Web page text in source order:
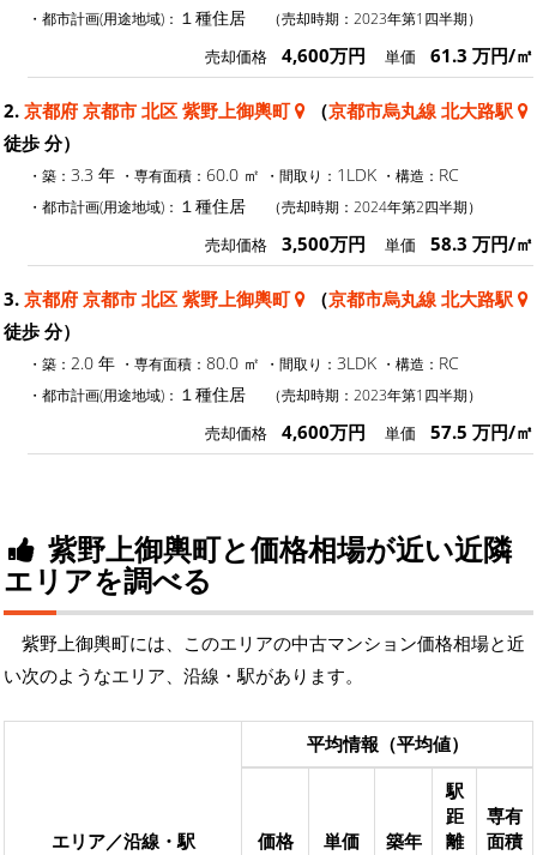
・都市計画(用途地域)： １種住居 （売却時期：2023年第1四半期）
売却価格 4,600万円 単価 61.3 万円/㎡
2. 京都府 京都市 北区 紫野上御輿町 （京都市烏丸線 北大路駅
徒歩 分）
・築： 3.3 年 ・専有面積： 60.0 ㎡ ・間取り： 1LDK ・構造： RC
・都市計画(用途地域)： １種住居 （売却時期：2024年第2四半期）
売却価格 3,500万円 単価 58.3 万円/㎡
3. 京都府 京都市 北区 紫野上御輿町 （京都市烏丸線 北大路駅
徒歩 分）
・築： 2.0 年 ・専有面積： 80.0 ㎡ ・間取り： 3LDK ・構造： RC
・都市計画(用途地域)： １種住居 （売却時期：2023年第1四半期）
売却価格 4,600万円 単価 57.5 万円/㎡
紫野上御輿町と価格相場が近い近隣
エリアを調べる
紫野上御輿町には、このエリアの中古マンション価格相場と近
い次のようなエリア、沿線・駅があります。
エリア／沿線・駅
平均情報（平均値）
価格 単価 築年
駅
距
離
専有
面積